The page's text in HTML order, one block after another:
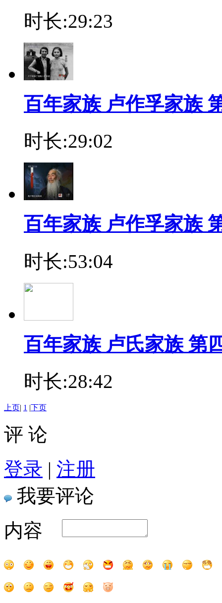
时长:29:23
百年家族 卢作孚家族
时长:29:02
百年家族 卢作孚家族
时长:53:04
百年家族 卢氏家族 第
时长:28:42
上页| 1 |下页
评 论
登录 | 注册
我要评论
内容